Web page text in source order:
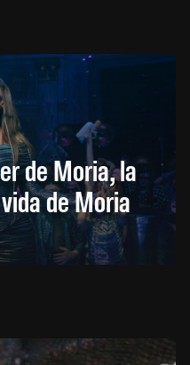
de Moria, la
de Moria